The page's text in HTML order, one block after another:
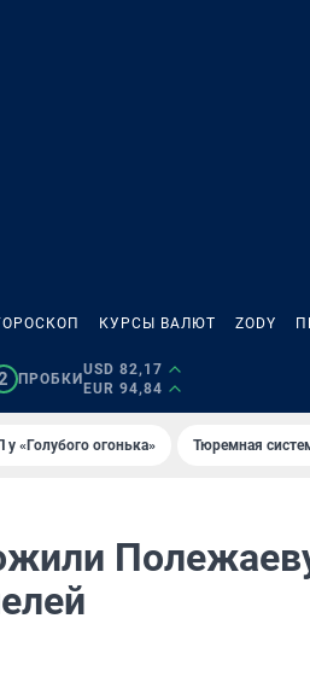
КУРСЫ ВАЛЮТ ZODY
ПРОБКИ
USD 82,17
EUR 94,84
у «Голубого огонька» Тюремная